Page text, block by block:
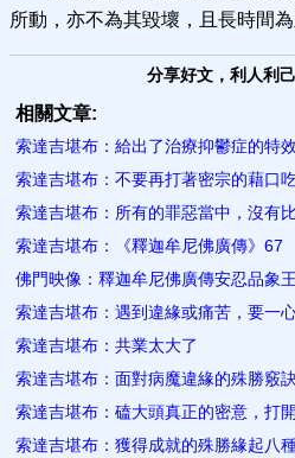
所動，亦不為其毀壞，且長時間為
分享好文，利人利
相關文章:
索達吉堪布：給出了治療抑鬱症的特
索達吉堪布：不要再打著密宗的藉口
索達吉堪布：所有的罪惡當中，沒有
索達吉堪布：《釋迦牟尼佛廣傳》67
佛門映像：釋迦牟尼佛廣傳安忍品象
索達吉堪布：遇到違緣或痛苦，要一
索達吉堪布：共業太大了
索達吉堪布：面對病魔違緣的殊勝竅
索達吉堪布：磕大頭真正的密意，打
索達吉堪布：獲得成就的殊勝緣起八